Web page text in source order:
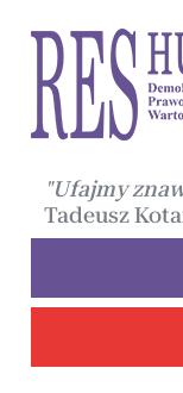
"Ufajmy
Tadeusz